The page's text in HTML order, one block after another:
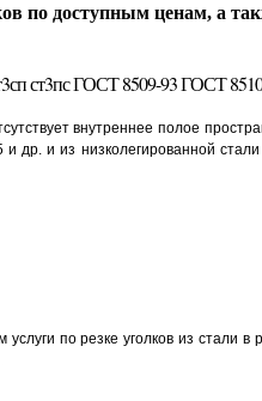
по доступным ценам, а
ст3пс ГОСТ 8509-93 ГОСТ
внутреннее полое
др. и из низколегированной
по резке уголков из стали